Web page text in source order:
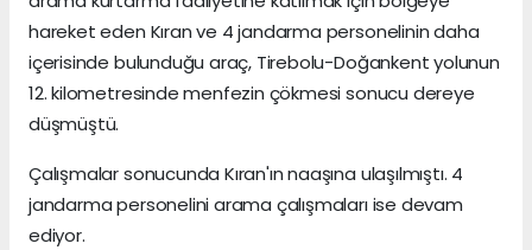
hareket eden Kıran ve 4 jandarma personelinin daha
içerisinde bulunduğu araç, Tirebolu-Doğankent yolunun
12. kilometresinde menfezin çökmesi sonucu dereye
düşmüştü.
Çalışmalar sonucunda Kıran'ın naaşına ulaşılmıştı. 4
jandarma personelini arama çalışmaları ise devam
ediyor.